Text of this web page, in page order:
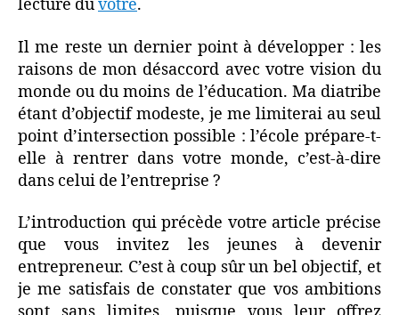
Vraiment
?
lecture duvôtre.
Il me reste un dernier point à développer : les
raisons de mon désaccord avec votre vision du
monde ou du moins de l’éducation. Ma diatribe
étant d’objectif modeste, je me limiterai au seul
point d’intersection possible : l’école prépare-t-
elle à rentrer dans votre monde, c’est-à-dire
dans celui de l’entreprise ?
L’introduction qui précède votre article précise
que vous invitez les jeunes à devenir
entrepreneur. C’est à coup sûr un bel objectif, et
je me satisfais de constater que vos ambitions